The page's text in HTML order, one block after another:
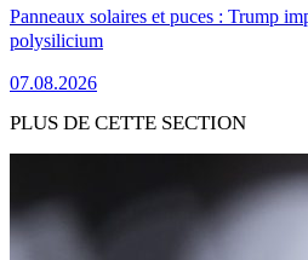
Panneaux solaires et puces : Trump
polysilicium
07.08.2026
PLUS DE CETTE SECTION